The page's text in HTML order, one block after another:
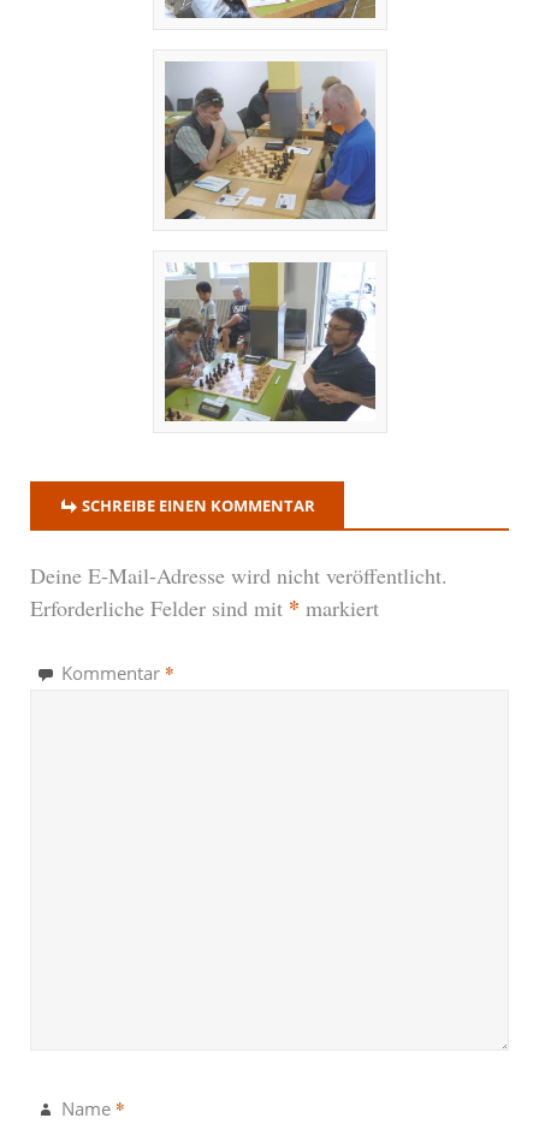
SCHREIBE EINEN KOMMENTAR
Deine E-Mail-Adresse wird nicht veröffentlicht.
Erforderliche Felder sind mit * markiert
Kommentar *
Name *